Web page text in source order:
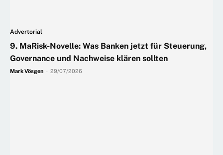
Advertorial
9. MaRisk-Novelle: Was Banken jetzt für Steuerung,
Governance und Nachweise klären sollten
Mark Vösgen 29/07/2026